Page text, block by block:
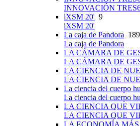
INNOVACIÓN
iXSM 20' 9
iXSM 20'
La caja de Pandora 189
La caja de Pandora
LA CÁMARA DE
LA CÁMARA DE
LA CIENCIA DE
LA CIENCIA DE
La ciencia del cuerpo
La ciencia del cuerpo
LA CIENCIA QUE
LA CIENCIA QUE